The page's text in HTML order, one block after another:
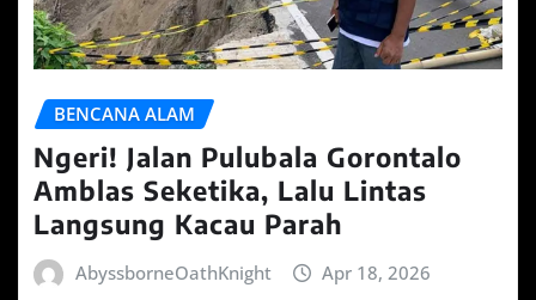
BENCANA ALAM
Ngeri! Jalan Pulubala Gorontalo
Amblas Seketika, Lalu Lintas
Langsung Kacau Parah
AbyssborneOathKnight Apr 18, 2026